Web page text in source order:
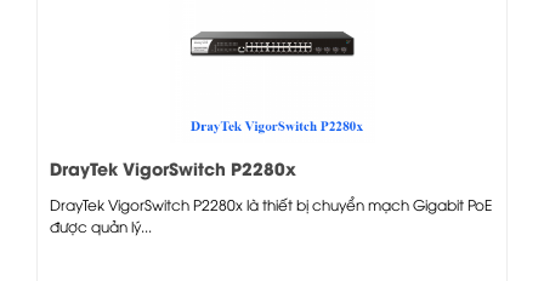
DrayTek VigorSwitch P2280x
DrayTek VigorSwitch P2280x là thiết bị chuyển mạch Gigabit PoE
được quản lý...